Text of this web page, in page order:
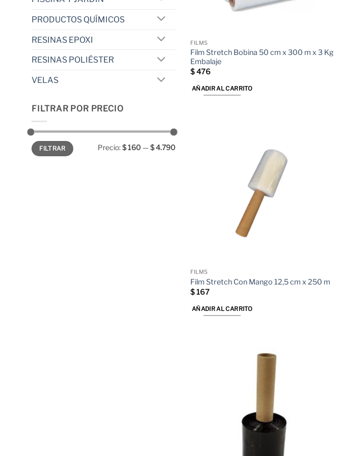
PRODUCTOS QUÍMICOS
RESINAS EPOXI
RESINAS POLIÉSTER
VELAS
FILTRAR POR PRECIO
Precio
mínimo
Precio
máximo
FILTRAR Precio:$ 160—$ 4.790
FILMS
Film Stretch Bobina 50 cm x 300 m x 3 Kg
Embalaje
$476
AÑADIR AL CARRITO
FILMS
Film Stretch Con Mango 12,5 cm x 250 m
$167
AÑADIR AL CARRITO